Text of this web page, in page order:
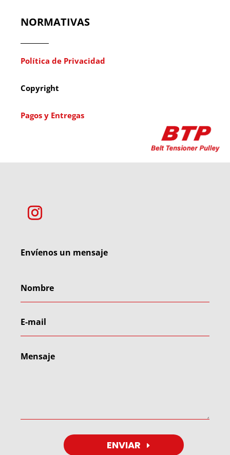
NORMATIVAS
Política de Privacidad
Copyright
Pagos y Entregas
Envíenos un mensaje
ENVIAR